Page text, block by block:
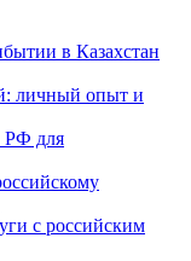
в Казахстан
личный опыт и
РФ для
с российским